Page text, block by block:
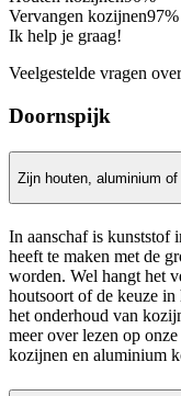
Vervangen kozijnen97%
Ik help je graag!
Veelgestelde vragen
Doornspijk
Zijn houten, aluminium
In aanschaf is kunststof
heeft te maken met de
worden. Wel hangt het
houtsoort of de keuze
het onderhoud van
meer over lezen op
kozijnen en aluminium